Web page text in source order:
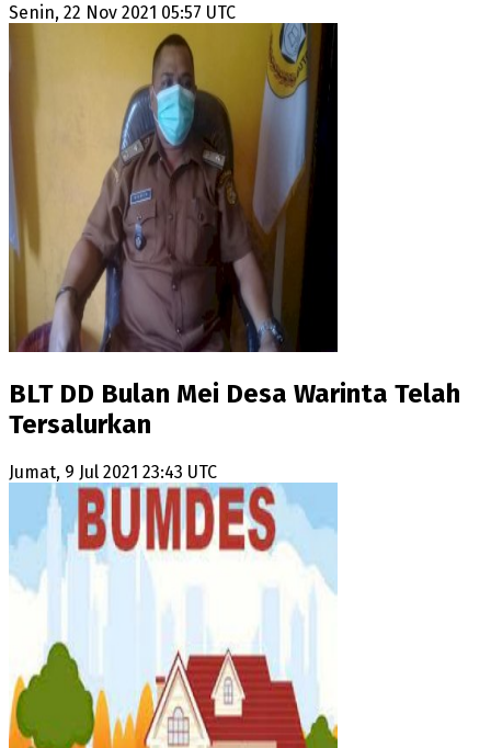
Senin, 22 Nov 2021 05:57 UTC
BLT DD Bulan Mei Desa Warinta Telah
Tersalurkan
Jumat, 9 Jul 2021 23:43 UTC